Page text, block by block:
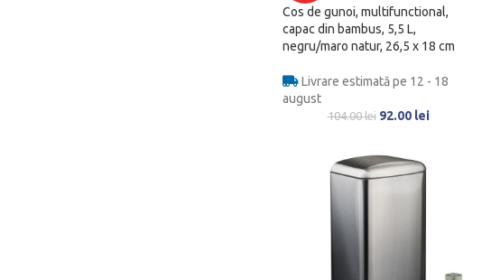
Cos de gunoi, multifunctional,
capac din bambus, 5,5 L,
negru/maro natur, 26,5 x 18 cm
Livrare estimată pe 12 - 18
august
104.00lei 92.00 lei